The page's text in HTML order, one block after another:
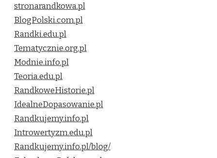
stronarandkowa.pl
BlogPolski.com.pl
Randki.edu.pl
Tematycznie.org.pl
Modnie.info.pl
Teoria.edu.pl
RandkoweHistorie.pl
IdealneDopasowanie.pl
Randkujemy.info.pl
Introwertyzm.edu.pl
Randkujemy.info.pl/blog/